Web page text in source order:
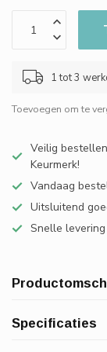
1 tot 3
Toevoegen om te
Veilig
Keurmerk!
Vandaag
Uitsluitend
Snelle
Specificaties